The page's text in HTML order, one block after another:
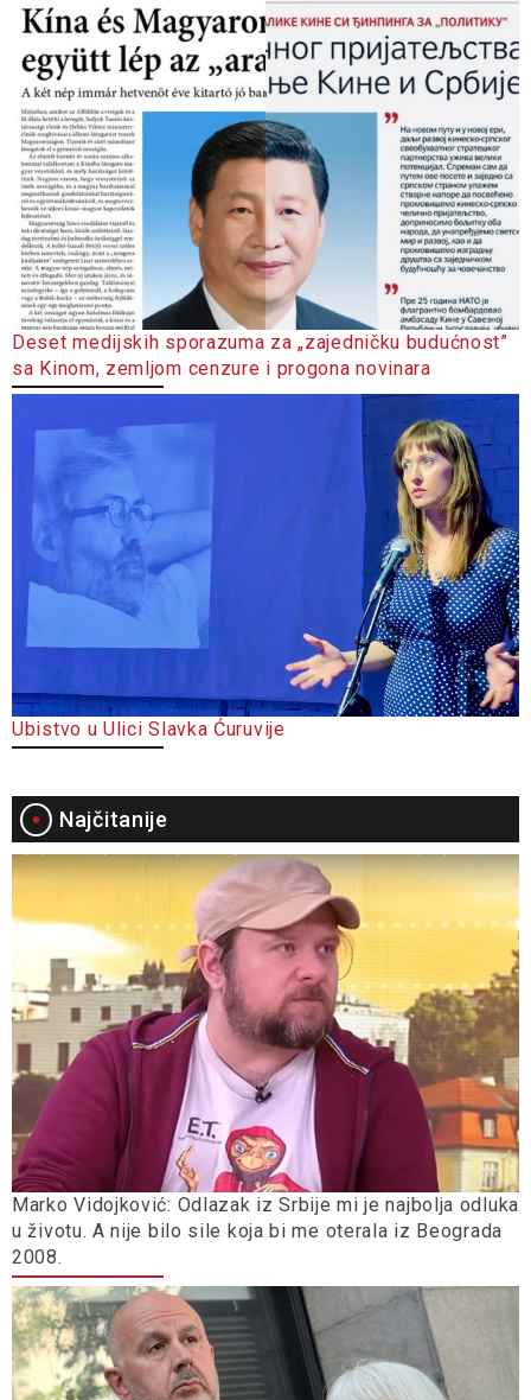
Deset medijskih sporazuma za „zajedničku budućnost”
sa Kinom, zemljom cenzure i progona novinara
Ubistvo u Ulici Slavka Ćuruvije
Najčitanije
Marko Vidojković: Odlazak iz Srbije mi je najbolja odluka
u životu. A nije bilo sile koja bi me oterala iz Beograda
2008.